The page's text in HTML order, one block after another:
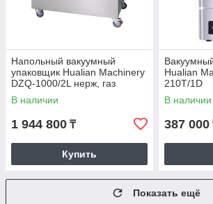
Напольный вакуумный
упаковщик Hualian Machinery
DZQ-1000/2L нерж, газ
В наличии
1 944 800 ₸
Купить
Hualian
210T/1D
В наличии
387 000
Показать ещё